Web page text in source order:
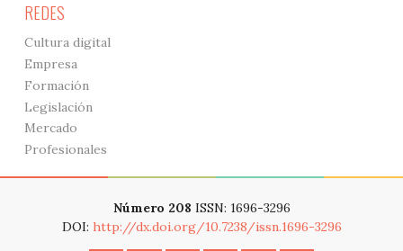
REDES
Cultura digital
Empresa
Formación
Legislación
Mercado
Profesionales
Número 208 ISSN: 1696-3296
DOI: http://dx.doi.org/10.7238/issn.1696-3296